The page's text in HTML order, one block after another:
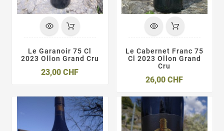
Le Garanoir 75 Cl
2023 Ollon Grand Cru
23,00 CHFPrix
Le Cabernet Franc 75
Cl 2023 Ollon Grand
Cru
26,00 CHFPrix